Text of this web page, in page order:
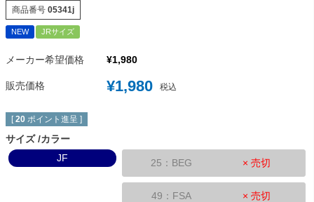
商品番号 05341j
NEW JRサイズ
メーカー希望価格 ¥1,980
販売価格 ¥1,980 税込
[ 20 ポイント進呈 ]
サイズ カラー
JF
25：BEG × 売切
49：FSA × 売切